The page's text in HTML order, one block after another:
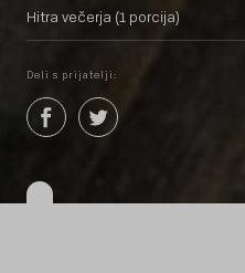
Hitra večerja (1 porcija)
Deli s prijatelji: